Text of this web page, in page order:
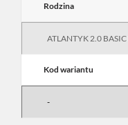
Rodzina
Kod wariantu